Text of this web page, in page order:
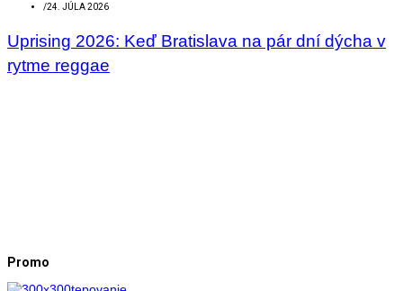
/24. JÚLA 2026
Uprising 2026: Keď Bratislava na pár dní dýcha v
rytme reggae
Promo